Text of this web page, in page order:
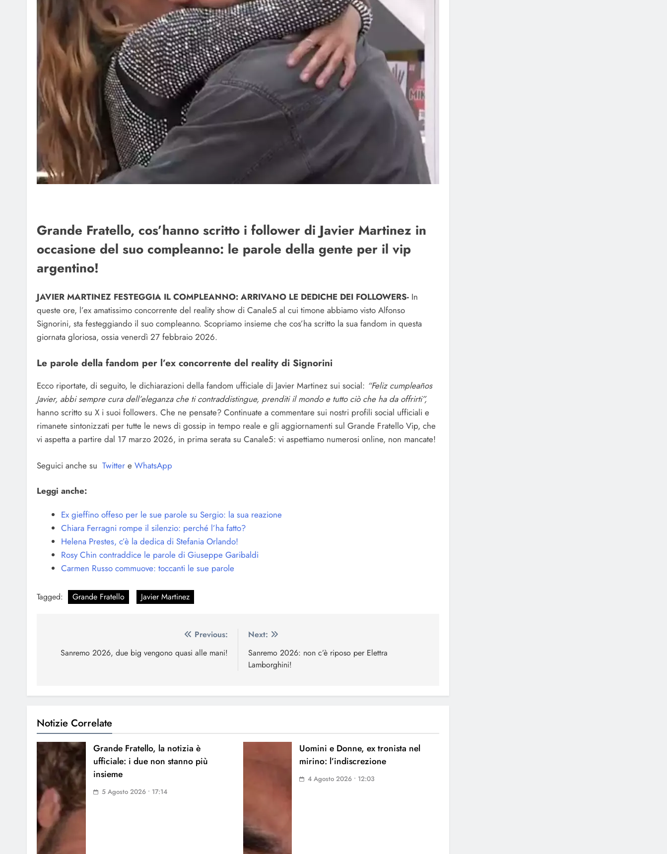
Grande Fratello, cos’hanno scritto i follower di Javier Martinez in
occasione del suo compleanno: le parole della gente per il vip
argentino!
JAVIER MARTINEZ FESTEGGIA IL COMPLEANNO: ARRIVANO LE DEDICHE DEI FOLLOWERS- In
queste ore, l’ex amatissimo concorrente del reality show di Canale5 al cui timone abbiamo visto Alfonso
Signorini, sta festeggiando il suo compleanno. Scopriamo insieme che cos’ha scritto la sua fandom in questa
giornata gloriosa, ossia venerdì 27 febbraio 2026.
Le parole della fandom per l’ex concorrente del reality di Signorini
Ecco riportate, di seguito, le dichiarazioni della fandom ufficiale di Javier Martinez sui social: “Feliz cumpleaños
Javier, abbi sempre cura dell’eleganza che ti contraddistingue, prenditi il mondo e tutto ciò che ha da offrirti”,
hanno scritto su X i suoi followers. Che ne pensate? Continuate a commentare sui nostri profili social ufficiali e
rimanete sintonizzati per tutte le news di gossip in tempo reale e gli aggiornamenti sul Grande Fratello Vip, che
vi aspetta a partire dal 17 marzo 2026, in prima serata su Canale5: vi aspettiamo numerosi online, non mancate!
Seguici anche su Twitter e WhatsApp
Leggi anche:
Ex gieffino offeso per le sue parole su Sergio: la sua reazione
Chiara Ferragni rompe il silenzio: perché l’ha fatto?
Helena Prestes, c’è la dedica di Stefania Orlando!
Rosy Chin contraddice le parole di Giuseppe Garibaldi
Carmen Russo commuove: toccanti le sue parole
Tagged: Grande Fratello Javier Martinez
articoli
Previous:
Sanremo 2026, due big vengono quasi alle mani!
Next:
Sanremo 2026: non c’è riposo per Elettra
Lamborghini!
Notizie Correlate
Grande Fratello, la notizia è
ufficiale: i due non stanno più
insieme
5 Agosto 2026 • 17:14
Uomini e Donne, ex tronista nel
mirino: l’indiscrezione
4 Agosto 2026 • 12:03